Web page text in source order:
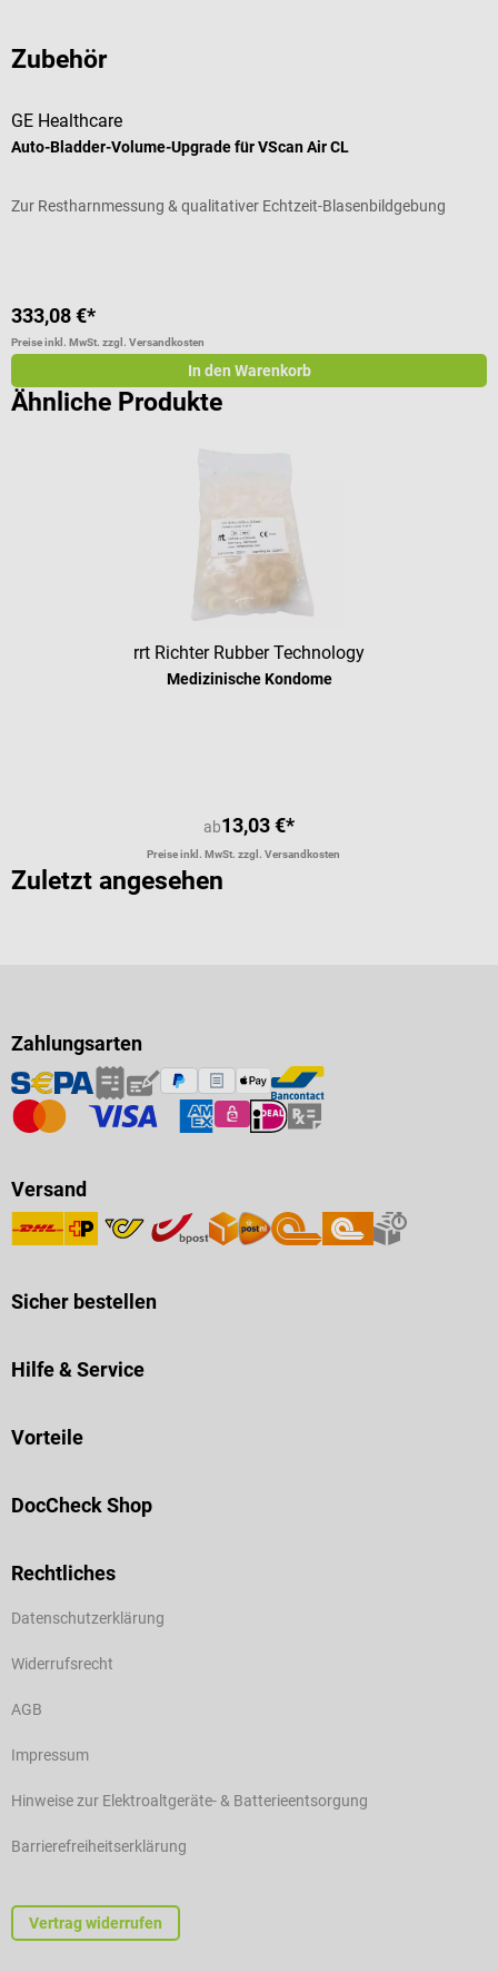
Zubehör
GE Healthcare
Auto-Bladder-Volume-Upgrade für VScan Air CL
Zur Restharnmessung & qualitativer Echtzeit-Blasenbildgebung
333,08 €*
Preise inkl. MwSt. zzgl. Versandkosten
In den Warenkorb
Ähnliche Produkte
rrt Richter Rubber Technology
Medizinische Kondome
ab13,03 €*
Preise inkl. MwSt. zzgl. Versandkosten
Zuletzt angesehen
Zahlungsarten
Versand
Sicher bestellen
Hilfe & Service
Vorteile
DocCheck Shop
Rechtliches
Datenschutzerklärung
Widerrufsrecht
AGB
Impressum
Hinweise zur Elektroaltgeräte- & Batterieentsorgung
Barrierefreiheitserklärung
Vertrag widerrufen